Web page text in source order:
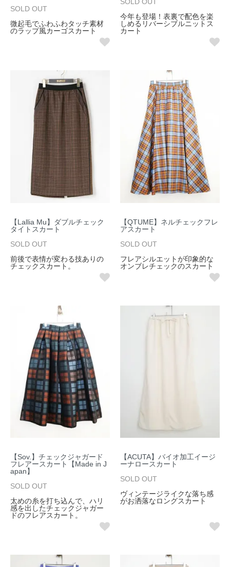
SOLD OUT
微起毛でふわふわタッチ素材
のラップ風カーゴスカート
今年も登場！表裏で配色を楽
しめるリバーシブルニットス
カート
【Lallia Mu】ダブルチェック
タイトスカート
SOLD OUT
前後で表情が変わる技ありの
チェックスカート。
【QTUME】ネルチェックフレ
アスカート
SOLD OUT
フレアシルエットが印象的な
オンブレチェックのスカート
【Sov.】チェックジャガード
フレアースカート【Made in J
apan】
SOLD OUT
太めの糸を打ち込んで、ハリ
感を出したチェックジャガー
ドのフレアスカート。
【ACUTA】バイオ加工イージ
ーナロースカート
SOLD OUT
ヴィンテージライクな落ち感
がお洒落なロングスカート